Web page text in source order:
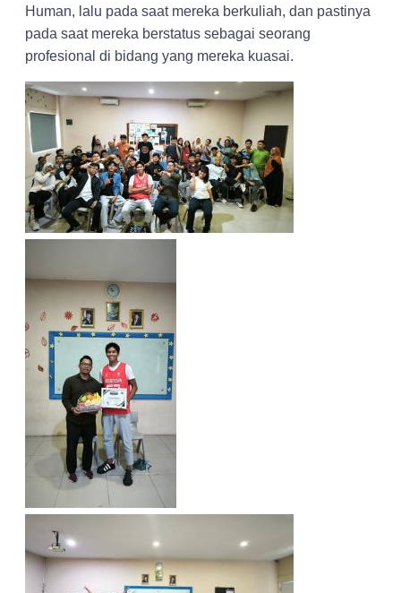
Human, lalu pada saat mereka berkuliah, dan pastinya
pada saat mereka berstatus sebagai seorang
profesional di bidang yang mereka kuasai.